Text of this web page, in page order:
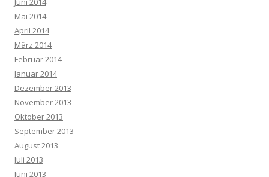
Mai 2014
April 2014
März 2014
Februar 2014
Januar 2014
Dezember 2013
November 2013
Oktober 2013
September 2013
August 2013
Juli 2013
Juni 2013